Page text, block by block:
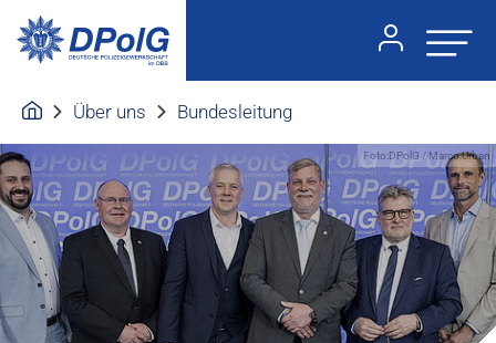
Über uns Bundesleitung
Foto:DPolG / Marco Urban